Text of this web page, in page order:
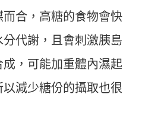
合，高糖的食物會快
代謝，且會刺激胰島
，可能加重體內濕起
減少糖份的攝取也很